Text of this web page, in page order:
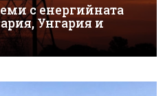
с енергийната
Унгария и